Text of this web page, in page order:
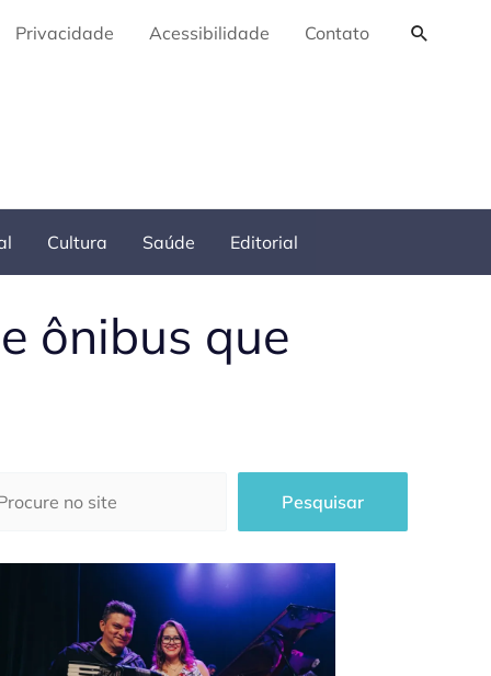
Privacidade Acessibilidade Contato
Cultura Saúde Editorial
ônibus que
Pesquisar